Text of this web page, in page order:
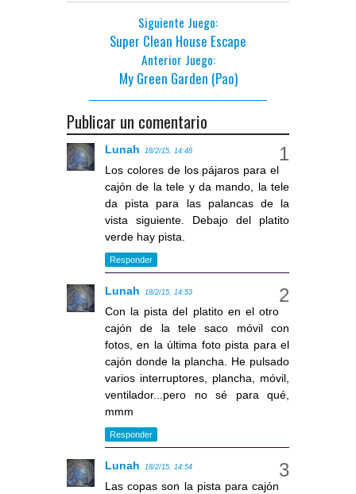
Siguiente Juego:
Super Clean House Escape
Anterior Juego:
My Green Garden (Pao)
Publicar un comentario
Lunah 18/2/15, 14:48
Los colores de los pájaros para el
cajón de la tele y da mando, la tele
da pista para las palancas de la
vista siguiente. Debajo del platito
verde hay pista.
Responder
Lunah 18/2/15, 14:53
Con la pista del platito en el otro
cajón de la tele saco móvil con
fotos, en la última foto pista para el
cajón donde la plancha. He pulsado
varios interruptores, plancha, móvil,
ventilador...pero no sé para qué,
mmm
Responder
Lunah 18/2/15, 14:54
Las copas son la pista para cajón